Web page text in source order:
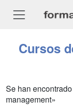
Cursos
Se han
management»